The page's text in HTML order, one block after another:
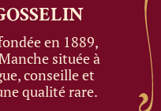
en 1889,
située à
conseille et
qualité rare.